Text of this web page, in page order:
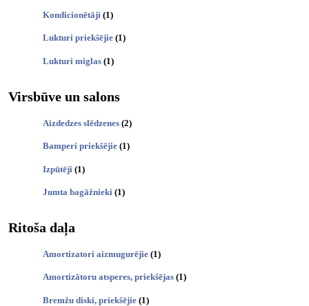
Kondicionētāji (1)
Lukturi priekšējie (1)
Lukturi miglas (1)
Virsbūve un salons
Aizdedzes slēdzenes (2)
Bamperi priekšējie (1)
Izpūtēji (1)
Jumta bagāžnieki (1)
Ritoša daļa
Amortizatori aizmugurējie (1)
Amortizātoru atsperes, priekšējas (1)
Bremžu diski, priekšējie (1)